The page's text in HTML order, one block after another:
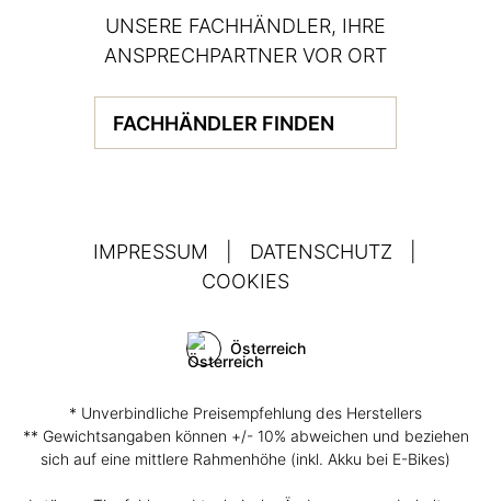
UNSERE FACHHÄNDLER, IHRE
ANSPRECHPARTNER VOR ORT
FACHHÄNDLER FINDEN
IMPRESSUM DATENSCHUTZ
COOKIES
Österreich
* Unverbindliche Preisempfehlung des Herstellers
** Gewichtsangaben können +/- 10% abweichen und beziehen
sich auf eine mittlere Rahmenhöhe (inkl. Akku bei E-Bikes)